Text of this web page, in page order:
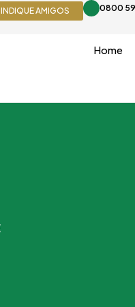
INDIQUE AMIGOS 0800
Home